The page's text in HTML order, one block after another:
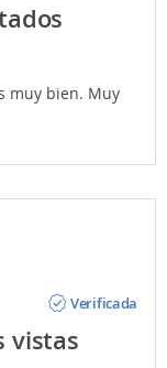
muy bien. Muy
Verificada
vistas